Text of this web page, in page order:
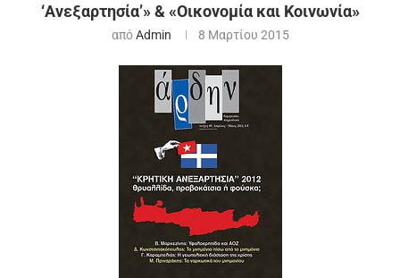
‘Ανεξαρτησία’» & «Οικονομία και Κοινωνία»
απόAdmin 8 Μαρτίου 2015